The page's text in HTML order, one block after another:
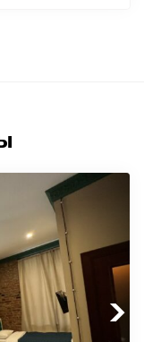
Next